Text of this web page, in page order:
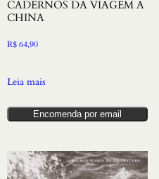
CADERNOS DA VIAGEM A
CHINA
R$64,90
Leia mais
Encomenda por email